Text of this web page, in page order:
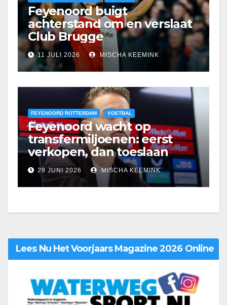
Feyenoord buigt
achterstand om en verslaat
Club Brugge
11 JULI 2026 MISCHA KEEMINK
FEYENOORD ROTTERDAM VOETBAL
Feyenoord wacht op
transfermiljoenen: eerst
verkopen, dan toeslaan
29 JUNI 2026 MISCHA KEEMINK
Lees Nu Het Voorjaars Magazine 2026 Online